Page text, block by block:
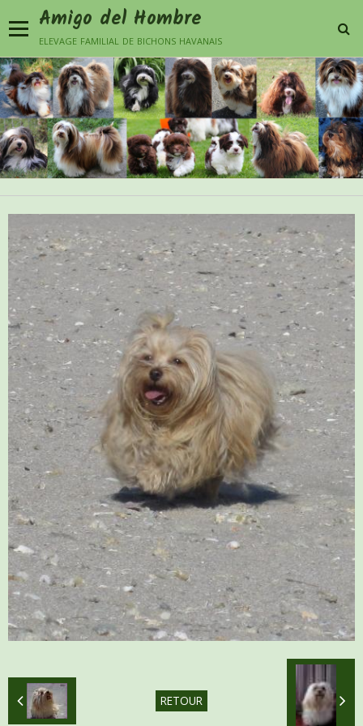
Amigo del Hombre
elevage familial de bichons havanais
RETOUR